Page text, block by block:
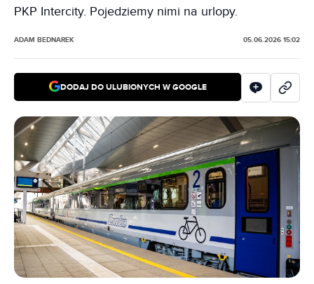
PKP Intercity. Pojedziemy nimi na urlopy.
ADAM BEDNAREK 05.06.2026 15:02
DODAJ DO ULUBIONYCH W GOOGLE